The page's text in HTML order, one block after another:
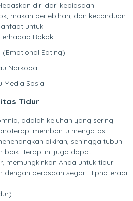
diri dari kebiasaan
makan berlebihan, dan kecanduan
untuk:
Rokok
(Emotional Eating)
Narkoba
Media Sosial
Tidur
adalah keluhan yang sering
membantu mengatasi
pikiran, sehingga tubuh
baik. Terapi ini juga dapat
memungkinkan Anda untuk tidur
dengan perasaan segar. Hipnoterapi